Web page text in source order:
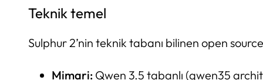
Teknik temel
Sulphur 2’nin teknik tabanı bilinen open
Mimari: Qwen 3.5 tabanlı (qwen35